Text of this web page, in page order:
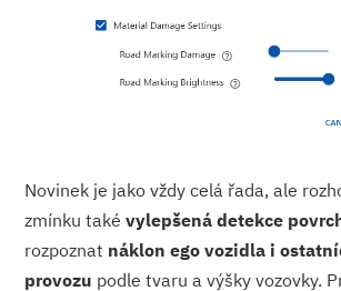
Novinek je jako vždy celá řada, ale
zmínku takévylepšená detekce
rozpoznat náklon ego vozidla i
provozu podle tvaru a výšky vozovky.